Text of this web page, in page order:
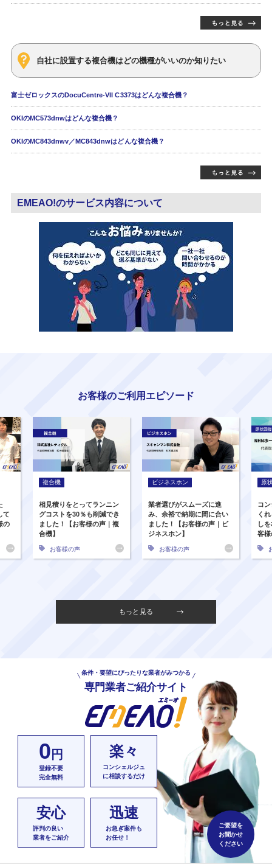
自社に設置する複合機はどの機種がいいのか知りたい
富士ゼロックスのDocuCentre-VII C3373はどんな複合機？
OKIのMC573dnwはどんな複合機？
OKIのMC843dnwv／MC843dnwはどんな複合機？
EMEAO!のサービス内容について
お客様のご利用エピソード
て
の
複合機
相見積りをとってランニン
グコストを30％も削減でき
ました！【お客様の声｜複
合機】
お客様の声
ビジネスホン
業者選びがスムーズに進
み、余裕で納期に間に合い
ました！【お客様の声｜ビ
ジネスホン】
お客様の声
原
コ
く
し
客
もっと見る
条件・要望にぴったりな業者がみつかる
専門業者ご紹介サイト
0 円
登録不要
完全無料
楽々
コンシェルジュ
に相談するだけ
安心
評判の良い
業者をご紹介
迅速
お急ぎ案件も
お任せ！
ご要望を
お聞かせ
ください